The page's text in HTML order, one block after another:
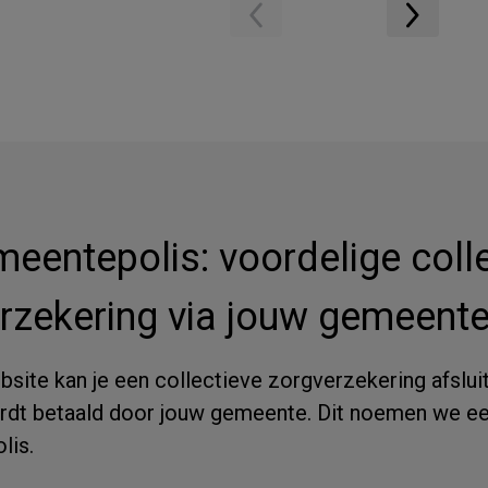
voordelige
via jouw
kan je een collectieve zorgverzekering
betaald door jouw gemeente. Dit noemen we